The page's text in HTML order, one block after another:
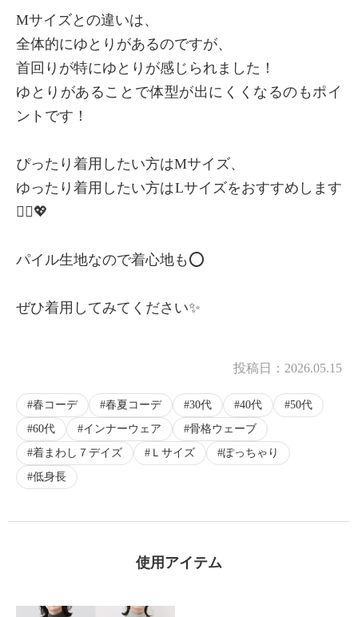
Mサイズとの違いは、
全体的にゆとりがあるのですが、
首回りが特にゆとりが感じられました！
ゆとりがあることで体型が出にくくなるのもポイ
ントです！
ぴったり着用したい方はMサイズ、
ゆったり着用したい方はLサイズをおすすめします
🙆‍♀️💖
パイル生地なので着心地も⭕️
ぜひ着用してみてください✨
投稿日： 2026.05.15
春コーデ 春夏コーデ 30代 40代
50代
60代
インナーウェア
骨格ウェーブ
着まわし７デイズ
Ｌサイズ
ぽっちゃり
低身長
使用アイテム